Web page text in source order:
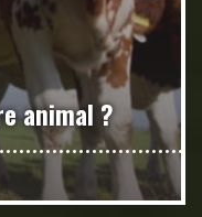
animal ?